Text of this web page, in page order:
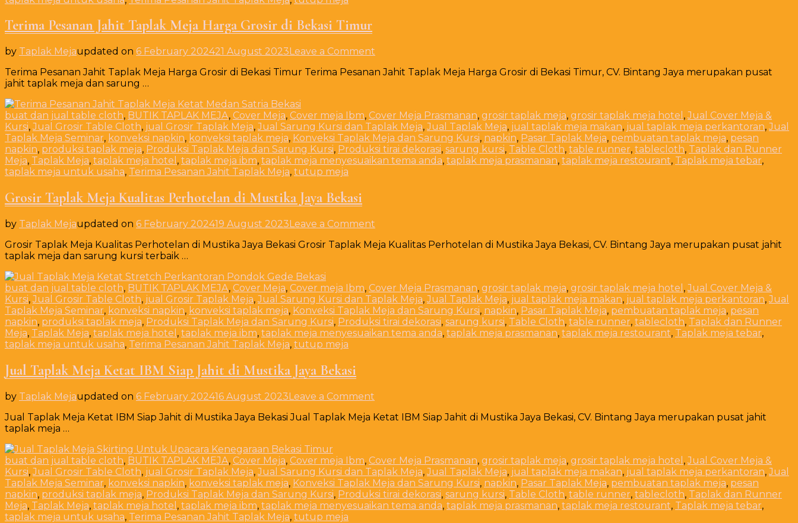
Terima Pesanan Jahit Taplak Meja Harga Grosir di Bekasi Timur
by Taplak Mejaupdated on 6 February 202421 August 2023 Leave a Comment
Pesanan
Harga
Grosir
di
Bekasi
Timur
Terima Pesanan Jahit Taplak Meja Harga Grosir di Bekasi Timur Terima Pesanan Jahit Taplak Meja Harga Grosir di Bekasi Timur, CV. Bintang Jaya merupakan pusat
jahit taplak meja dan sarung …
buat dan jual table cloth, BUTIK TAPLAK MEJA, Cover Meja, Cover meja Ibm, Cover Meja Prasmanan, grosir taplak meja, grosir taplak meja hotel ,Jual Cover Meja &
Kursi,Jual Grosir Table Cloth, jual Grosir Taplak Meja,Jual Sarung Kursi dan Taplak Meja,Jual Taplak Meja, jual taplak meja makan, jual taplak meja perkantoran,Jual
Taplak Meja Seminar, konveksi napkin, konveksi taplak meja, Konveksi Taplak Meja dan Sarung Kursi, napkin, Pasar Taplak Meja, pembuatan taplak meja, pesan
napkin, produksi taplak meja, Produksi Taplak Meja dan Sarung Kursi, Produksi tirai dekorasi, sarung kursi, Table Cloth, table runner, tablecloth, Taplak dan Runner
Meja, Taplak Meja, taplak meja hotel , taplak meja ibm, taplak meja menyesuaikan tema anda, taplak meja prasmanan, taplak meja restourant, Taplak meja tebar,
taplak meja untuk usaha, Terima Pesanan Jahit Taplak Meja, tutup meja
Grosir Taplak Meja Kualitas Perhotelan di Mustika Jaya Bekasi
by Taplak Mejaupdated on 6 February 202419 August 2023Leave a Comment
Taplak
di
Mustika
Jaya
Bekasi
Grosir Taplak Meja Kualitas Perhotelan di Mustika Jaya Bekasi Grosir Taplak Meja Kualitas Perhotelan di Mustika Jaya Bekasi, CV. Bintang Jaya merupakan pusat jahit
taplak meja dan sarung kursi terbaik …
buat dan jual table cloth, BUTIK TAPLAK MEJA, Cover Meja, Cover meja Ibm, Cover Meja Prasmanan, grosir taplak meja, grosir taplak meja hotel ,Jual Cover Meja &
Kursi,Jual Grosir Table Cloth, jual Grosir Taplak Meja,Jual Sarung Kursi dan Taplak Meja,Jual Taplak Meja, jual taplak meja makan, jual taplak meja perkantoran,Jual
Taplak Meja Seminar, konveksi napkin, konveksi taplak meja, Konveksi Taplak Meja dan Sarung Kursi, napkin, Pasar Taplak Meja, pembuatan taplak meja, pesan
napkin, produksi taplak meja, Produksi Taplak Meja dan Sarung Kursi, Produksi tirai dekorasi, sarung kursi, Table Cloth, table runner, tablecloth, Taplak dan Runner
Meja, Taplak Meja, taplak meja hotel , taplak meja ibm, taplak meja menyesuaikan tema anda, taplak meja prasmanan, taplak meja restourant, Taplak meja tebar,
taplak meja untuk usaha, Terima Pesanan Jahit Taplak Meja, tutup meja
Jual Taplak Meja Ketat IBM Siap Jahit di Mustika Jaya Bekasi
by Taplak Mejaupdated on 6 February 202416 August 2023Leave a Comment
Taplak
Siap
Jahit
di
Mustika
Jaya
Jual Taplak Meja Ketat IBM Siap Jahit di Mustika Jaya Bekasi Jual Taplak Meja Ketat IBM Siap Jahit di Mustika Jaya Bekasi, CV. Bintang Jaya merupakan pusat jahit
taplak meja …
buat dan jual table cloth, BUTIK TAPLAK MEJA, Cover Meja, Cover meja Ibm, Cover Meja Prasmanan, grosir taplak meja, grosir taplak meja hotel ,Jual Cover Meja &
Kursi,Jual Grosir Table Cloth, jual Grosir Taplak Meja,Jual Sarung Kursi dan Taplak Meja,Jual Taplak Meja, jual taplak meja makan, jual taplak meja perkantoran,Jual
Taplak Meja Seminar, konveksi napkin, konveksi taplak meja, Konveksi Taplak Meja dan Sarung Kursi, napkin, Pasar Taplak Meja, pembuatan taplak meja, pesan
napkin, produksi taplak meja, Produksi Taplak Meja dan Sarung Kursi, Produksi tirai dekorasi, sarung kursi, Table Cloth, table runner, tablecloth, Taplak dan Runner
Meja, Taplak Meja, taplak meja hotel , taplak meja ibm, taplak meja menyesuaikan tema anda, taplak meja prasmanan, taplak meja restourant, Taplak meja tebar,
taplak meja untuk usaha, Terima Pesanan Jahit Taplak Meja, tutup meja